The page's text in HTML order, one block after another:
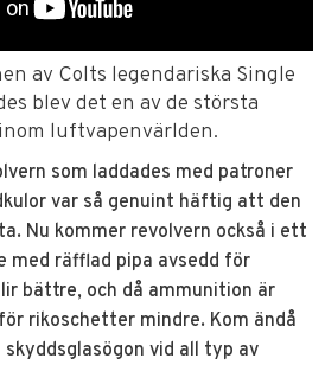
av Colts legendariska Single
blev det en av de största
luftvapenvärlden.
som laddades med patroner
var så genuint häftig att den
Nu kommer revolvern också i ett
räfflad pipa avsedd för
bättre, och då ammunition är
rikoschetter mindre. Kom ändå
vid all typ av